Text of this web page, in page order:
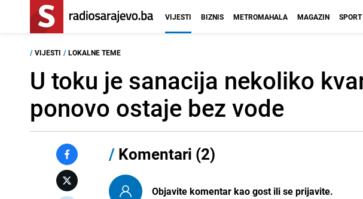
VIJESTI BIZNIS METROMAHALA MAGAZIN SPORT
/ VIJESTI / LOKALNE TEME
U toku je sanacija nekoliko
ponovo ostaje bez vode
/ Komentari (2)
Objavite komentar kao gost ili se prijavite.